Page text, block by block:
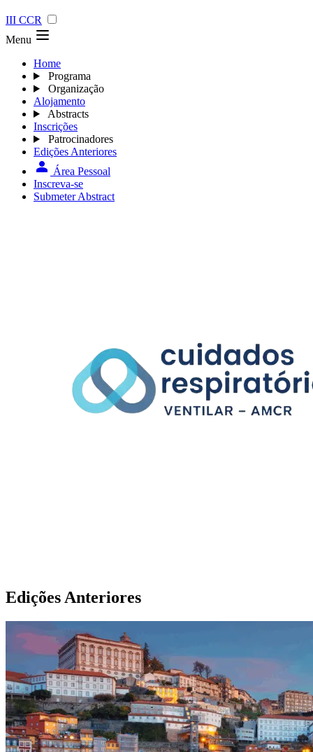
III CCR
Menu
Home
Programa
Organização
Alojamento
Abstracts
Inscrições
Patrocinadores
Edições Anteriores
Área Pessoal
Inscreva-se
Submeter Abstract
Edições Anteriores